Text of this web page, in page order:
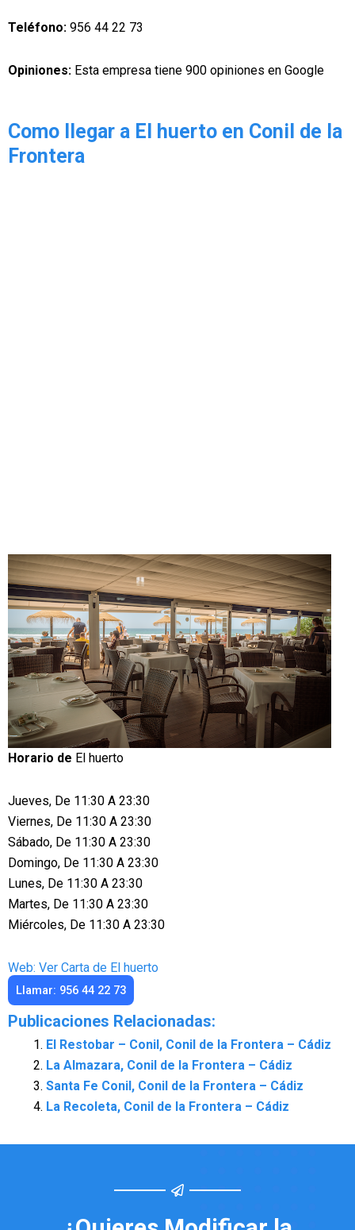
Teléfono: 956 44 22 73
Opiniones: Esta empresa tiene 900 opiniones en Google
Como llegar a El huerto en Conil de la
Frontera
Horario de El huerto
Jueves, De 11:30 A 23:30
Viernes, De 11:30 A 23:30
Sábado, De 11:30 A 23:30
Domingo, De 11:30 A 23:30
Lunes, De 11:30 A 23:30
Martes, De 11:30 A 23:30
Miércoles, De 11:30 A 23:30
Web: Ver Carta de El huerto
Llamar: 956 44 22 73
Publicaciones Relacionadas:
El Restobar – Conil, Conil de la Frontera – Cádiz
La Almazara, Conil de la Frontera – Cádiz
Santa Fe Conil, Conil de la Frontera – Cádiz
La Recoleta, Conil de la Frontera – Cádiz